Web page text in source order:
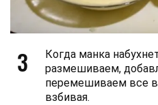
3
Когда манка
размешиваем,
перемешиваем все
взбивая.